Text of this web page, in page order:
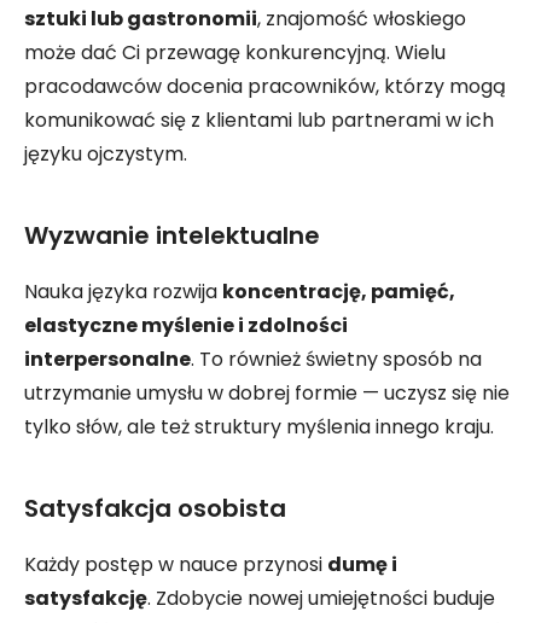
sztuki lub gastronomii, znajomość włoskiego
może dać Ci przewagę konkurencyjną. Wielu
pracodawców docenia pracowników, którzy mogą
komunikować się z klientami lub partnerami w ich
języku ojczystym.
Wyzwanie intelektualne
Nauka języka rozwija koncentrację, pamięć,
elastyczne myślenie i zdolności
interpersonalne. To również świetny sposób na
utrzymanie umysłu w dobrej formie — uczysz się nie
tylko słów, ale też struktury myślenia innego kraju.
Satysfakcja osobista
Każdy postęp w nauce przynosi dumę i
satysfakcję. Zdobycie nowej umiejętności buduje